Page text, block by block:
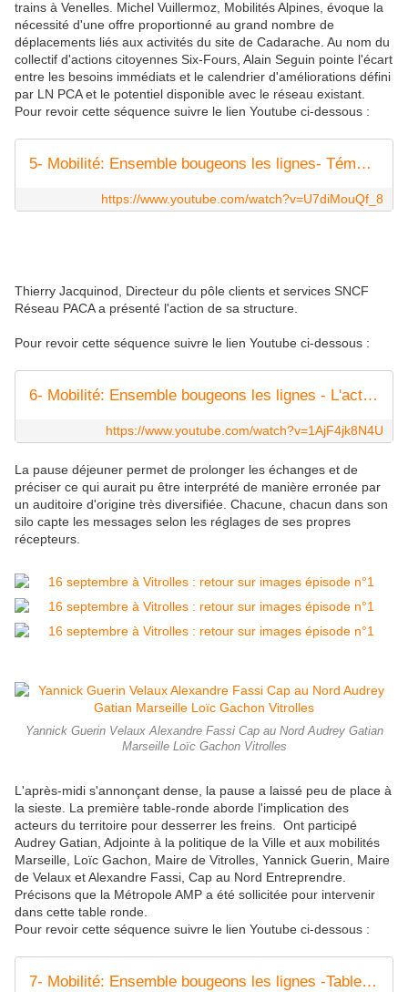
trains à Venelles. Michel Vuillermoz, Mobilités Alpines, évoque la
nécessité d'une offre proportionné au grand nombre de
déplacements liés aux activités du site de Cadarache. Au nom du
collectif d'actions citoyennes Six-Fours, Alain Seguin pointe l'écart
entre les besoins immédiats et le calendrier d'améliorations défini
par LN PCA et le potentiel disponible avec le réseau existant.
Pour revoir cette séquence suivre le lien Youtube ci-dessous :
5- Mobilité: Ensemble bougeons les lignes- Témoignages partie 2
https://www.youtube.com/watch?v=U7diMouQf_8
Thierry Jacquinod, Directeur du pôle clients et services SNCF
Réseau PACA a présenté l'action de sa structure.
Pour revoir cette séquence suivre le lien Youtube ci-dessous :
6- Mobilité: Ensemble bougeons les lignes - L'action de SNCF Réseau
https://www.youtube.com/watch?v=1AjF4jk8N4U
La pause déjeuner permet de prolonger les échanges et de
préciser ce qui aurait pu être interprété de manière erronée par
un auditoire d'origine très diversifiée. Chacune, chacun dans son
silo capte les messages selon les réglages de ses propres
récepteurs.
Yannick Guerin Velaux Alexandre Fassi Cap au Nord Audrey Gatian
Marseille Loïc Gachon Vitrolles
L'après-midi s'annonçant dense, la pause a laissé peu de place à
la sieste. La première table-ronde aborde l'implication des
acteurs du territoire pour desserrer les freins. Ont participé
Audrey Gatian, Adjointe à la politique de la Ville et aux mobilités
Marseille, Loïc Gachon, Maire de Vitrolles, Yannick Guerin, Maire
de Velaux et Alexandre Fassi, Cap au Nord Entreprendre.
Précisons que la Métropole AMP a été sollicitée pour intervenir
dans cette table ronde.
Pour revoir cette séquence suivre le lien Youtube ci-dessous :
7- Mobilité: Ensemble bougeons les lignes -Table ronde 1 partie 1